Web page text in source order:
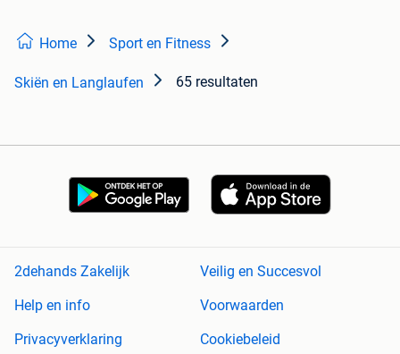
Home Sport en Fitness
Skiën en Langlaufen 65 resultaten
2dehands Zakelijk
Veilig en Succesvol
Help en info
Voorwaarden
Privacyverklaring
Cookiebeleid